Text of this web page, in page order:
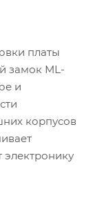
платы
замок ML-
и
корпусов